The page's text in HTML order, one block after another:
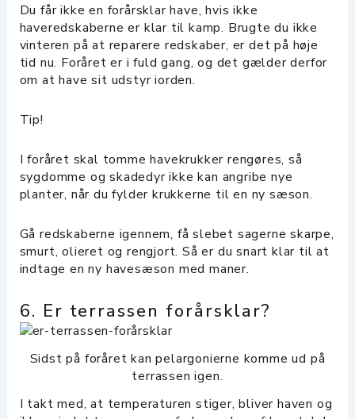
Du får ikke en forårsklar have, hvis ikke
haveredskaberne er klar til kamp. Brugte du ikke
vinteren på at reparere redskaber, er det på høje
tid nu. Foråret er i fuld gang, og det gælder derfor
om at have sit udstyr iorden.
Tip!
I foråret skal tomme havekrukker rengøres, så
sygdomme og skadedyr ikke kan angribe nye
planter, når du fylder krukkerne til en ny sæson.
Gå redskaberne igennem, få slebet sagerne skarpe,
smurt, olieret og rengjort. Så er du snart klar til at
indtage en ny havesæson med maner.
6. Er terrassen forårsklar?
Sidst på foråret kan pelargonierne komme ud på
terrassen igen.
I takt med, at temperaturen stiger, bliver haven og